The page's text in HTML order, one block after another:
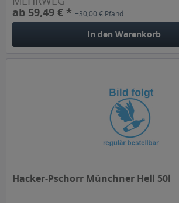
ab 59,49 € *+30,00 € Pfand
In den Warenkorb
Hacker-Pschorr Münchner Hell 50l